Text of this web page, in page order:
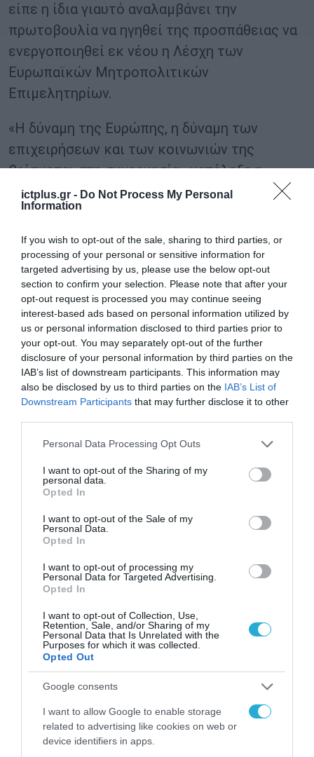
ictplus.gr - Do Not Process My Personal
Information
If you wish to opt-out of the sale, sharing to third parties, or
processing of your personal or sensitive information for
targeted advertising by us, please use the below opt-out
section to confirm your selection. Please note that after your
opt-out request is processed you may continue seeing
interest-based ads based on personal information utilized by
us or personal information disclosed to third parties prior to
your opt-out. You may separately opt-out of the further
disclosure of your personal information by third parties on the
IAB’s list of downstream participants. This information may
also be disclosed by us to third parties on the IAB’s List of
Downstream Participants that may further disclose it to other
Please note that this website/app uses one or more Google
not limited to your visit or usage behaviour. You may click to
grant or deny consent to Google and its third-party tags to
use your data for below specified purposes in below Google
consent section.
Personal Data Processing Opt Outs
I want to opt-out of the Sharing of my
personal data.
Opted In
I want to opt-out of the Sale of my
Personal Data.
Opted In
I want to opt-out of processing my
Personal Data for Targeted Advertising.
Opted In
I want to opt-out of Collection, Use,
Retention, Sale, and/or Sharing of my
Personal Data that Is Unrelated with the
Purposes for which it was collected.
Opted Out
Google consents
I want to allow Google to enable storage
related to advertising like cookies on web or
device identifiers in apps.
είπε η ίδια γιαυτό αναλαμβάνει την
πρωτοβουλία να ηγηθεί της προσπάθειας να
ενεργοποιηθεί εκ νέου η Λέσχη των
Ευρωπαϊκών Μητροπολιτικών
Επιμελητηρίων.
«Η δύναμη της Ευρώπης, η δύναμη των
επιχειρήσεων και των κοινωνιών της
βρίσκεται στη συνεργασία» κατέληξε η
πρόεδρος.
ΡΟΗ ΕΙΔΗΣΕΩΝ
Το χρηματοδοτούμενο